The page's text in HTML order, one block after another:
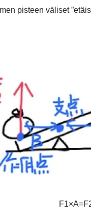
pisteen väliset